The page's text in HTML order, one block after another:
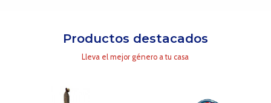
Productos destacados
Lleva el mejor género a tu casa